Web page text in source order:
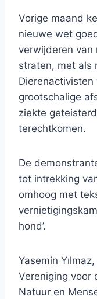
Vorige maand
nieuwe wet
verwijderen van
straten, met als
grootschalige
ziekte
terechtkomen.
De
tot intrekking
omhoog met
hond’.
Yasemin
Vereniging voor
Natuur en